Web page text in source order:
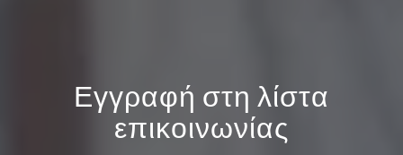
Εγγραφή στη λίστα
επικοινωνίας